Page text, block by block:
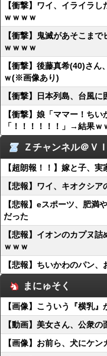
【衝撃】ワイ、イライラ
ｗｗｗｗ
【衝撃】鬼滅があそこま
ｗｗｗｗ
【衝撃】後藤真希(40)さ
ｗ(※画像あり)
【衝撃】日本列島、台風
【衝撃】娘「ママー！ち
「！！！！！！」→結果
Ｚチャンネル＠Ｖ
【超朗報！！】嫁と子、実
【悲報】ワイ、キオクシ
【悲報】eスポーツ、肥満
だった
【悲報】イオンのカプヌ
ｗｗｗ
【悲報】ちいかわのパン
まにゅそく
【画像】こういう『横乳
【動画】美女さん、公衆
【画像】お前ら、犬にケ